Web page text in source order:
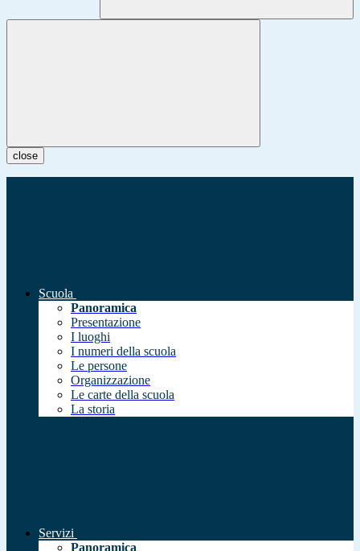
close
Scuola
Panoramica
Presentazione
I luoghi
I numeri della scuola
Le persone
Organizzazione
Le carte della scuola
La storia
Servizi
Panoramica